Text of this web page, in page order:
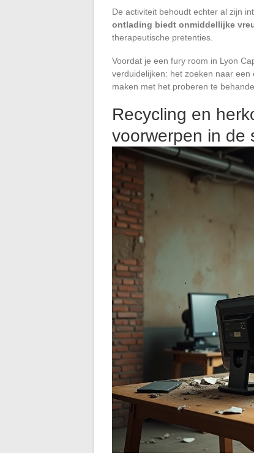
De activiteit behoudt echter al zijn
ontlading biedt onmiddellijke
therapeutische pretenties.
Voordat je een fury room in Lyon
verduidelijken: het zoeken naar
maken met het proberen te
Recycling en
voorwerpen in de